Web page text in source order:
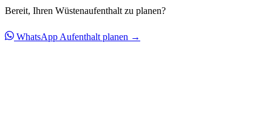
Bereit, Ihren Wüstenaufenthalt zu planen?
WhatsApp Aufenthalt planen →